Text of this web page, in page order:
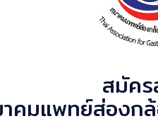
สมัค
คมแพทย์ส่องกล้